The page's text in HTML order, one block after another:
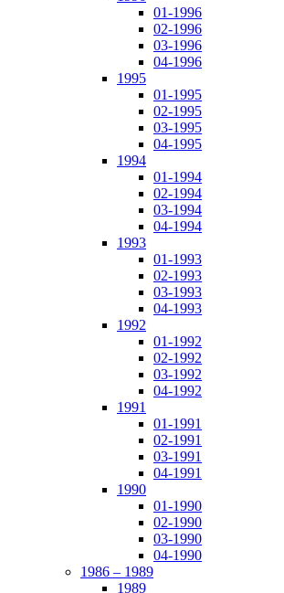
01-1996
02-1996
03-1996
04-1996
1995
01-1995
02-1995
03-1995
04-1995
1994
01-1994
02-1994
03-1994
04-1994
1993
01-1993
02-1993
03-1993
04-1993
1992
01-1992
02-1992
03-1992
04-1992
1991
01-1991
02-1991
03-1991
04-1991
1990
01-1990
02-1990
03-1990
04-1990
1986 – 1989
1989